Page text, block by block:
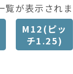
が表示されま
M12(ピッ
チ1.25)